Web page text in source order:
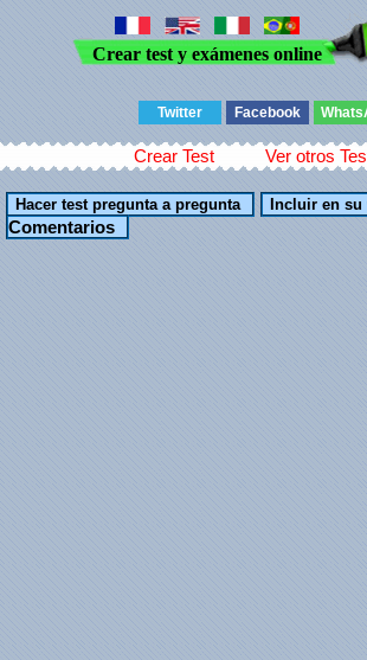
Crear test y exámenes online
Twitter Facebook
Crear Test Ver otros
Comentarios